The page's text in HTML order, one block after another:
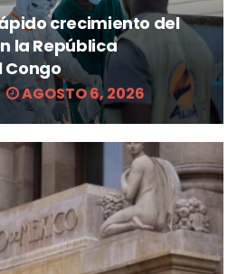
crecimiento del
la República
Congo
AGOSTO 6, 2026